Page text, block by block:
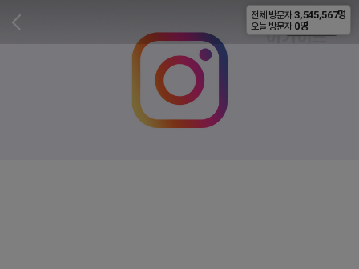
비공개
전체 방문자 3,545,567명
오늘 방문자 0명